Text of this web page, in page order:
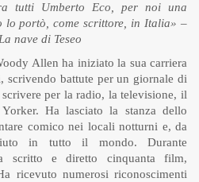
tutti Umberto Eco, per noi una
lo portò, come scrittore, in Italia» –
nave di Teseo
Allen ha iniziato la sua carriera
scrivendo battute per un giornale di
per la radio, la televisione, il
Ha lasciato la stanza dello
comico nei locali notturni e, da
in tutto il mondo. Durante
scritto e diretto cinquanta film,
ricevuto numerosi riconoscimenti